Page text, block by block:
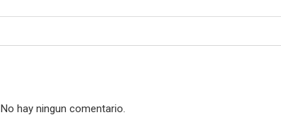
No hay ningun comentario.